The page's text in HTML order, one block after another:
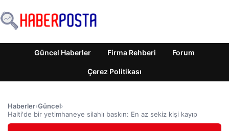
Güncel Haberler Firma Rehberi Forum
Çerez Politikası
Haberler›Güncel›
Haiti'de bir yetimhaneye silahlı baskın: En az sekiz kişi kayıp